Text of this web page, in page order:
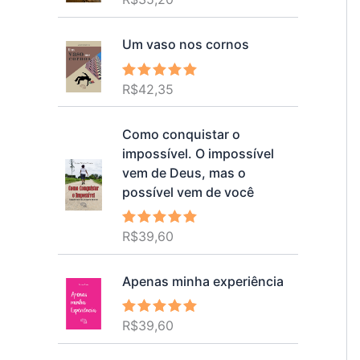
Um vaso nos cornos
Avaliação
de 5
R$42,35
Como conquistar o
impossível. O impossível
vem de Deus, mas o
possível vem de você
Avaliação
R$39,60
Apenas minha experiência
Avaliação
R$39,60